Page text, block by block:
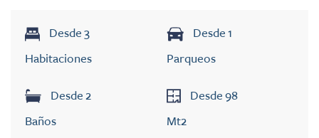
Desde3
Habitaciones
Desde 2
Baños
Desde1
Parqueos
Desde 98
Mt2